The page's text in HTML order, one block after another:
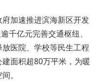
加速推进滨海新区开发
千亿元完善交通枢纽、
医院、学校等民生工程
面积超80万平米，为暖
。